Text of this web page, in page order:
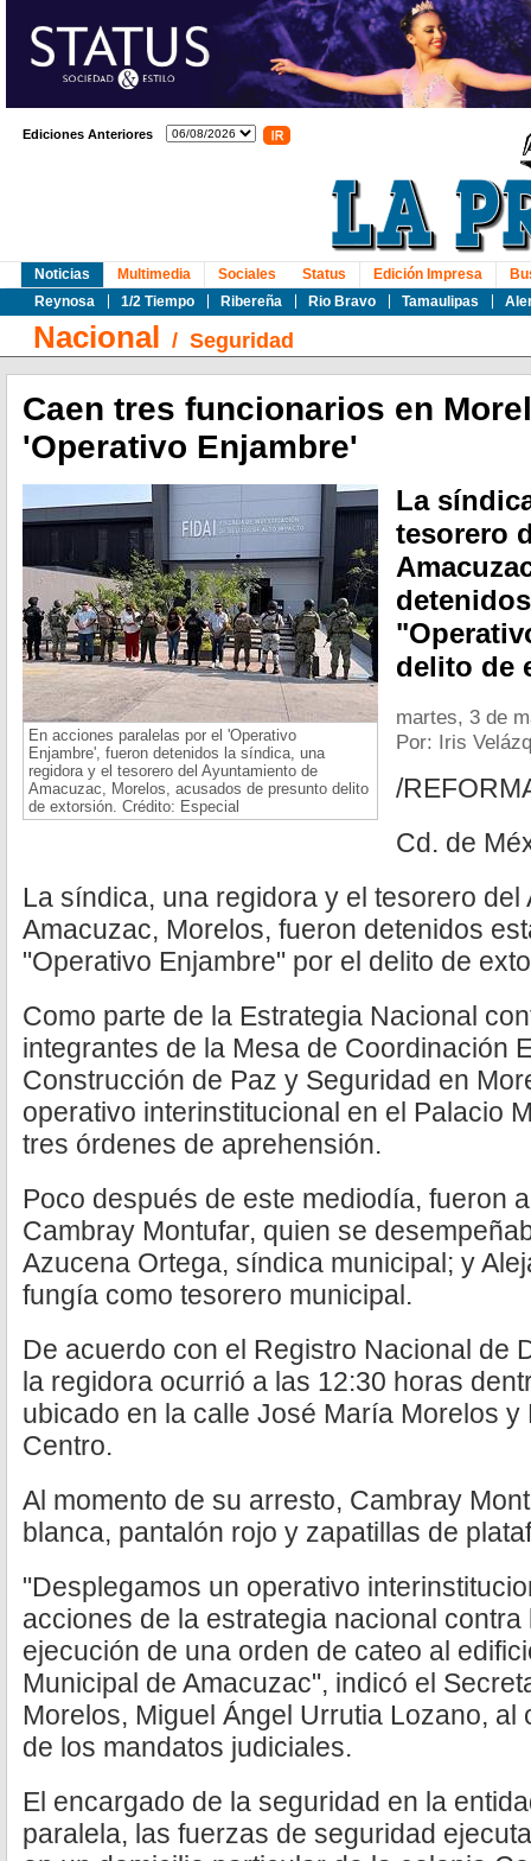
Ediciones Anteriores
Noticias
Reynosa
1/2 Tiempo Ribereña Rio Bravo Tamaulipas
Multimedia Sociales Status Edición Impresa
Nacional / Seguridad
Caen tres funcionarios en
'Operativo Enjambre'
En acciones paralelas por el 'Operativo
Enjambre', fueron detenidos la síndica, una
regidora y el tesorero del Ayuntamiento de
Amacuzac, Morelos, acusados de presunto delito
de extorsión. Crédito: Especial
La
tesorero
delito de
martes, 3 de
Por: Iris
/
Cd. de
La síndica, una regidora y el tesorero del
Amacuzac, Morelos, fueron detenidos
"Operativo Enjambre" por el delito de
Como parte de la Estrategia Nacional
integrantes de la Mesa de Coordinación
Construcción de Paz y Seguridad en
operativo interinstitucional en el Palacio
tres órdenes de aprehensión.
Poco después de este mediodía, fueron
Cambray Montufar, quien se
Azucena Ortega, síndica municipal; y
fungía como tesorero municipal.
De acuerdo con el Registro Nacional de
la regidora ocurrió a las 12:30 horas
ubicado en la calle José María Morelos y
Centro.
Al momento de su arresto, Cambray
blanca, pantalón rojo y zapatillas de
"Desplegamos un operativo
acciones de la estrategia nacional
ejecución de una orden de cateo al
Municipal de Amacuzac", indicó el
Morelos, Miguel Ángel Urrutia Lozano, al
de los mandatos judiciales.
El encargado de la seguridad en la
paralela, las fuerzas de seguridad